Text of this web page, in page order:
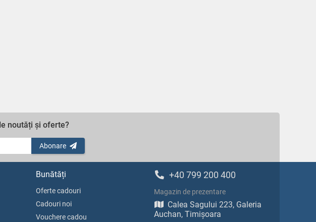
noutăți și oferte?
Abonare
Bunătăți
Oferte cadouri
Cadouri noi
Vouchere cadou
+40 799 200 400
Magazin de prezentare
Calea Sagului 223, Galeria
Auchan, Timișoara